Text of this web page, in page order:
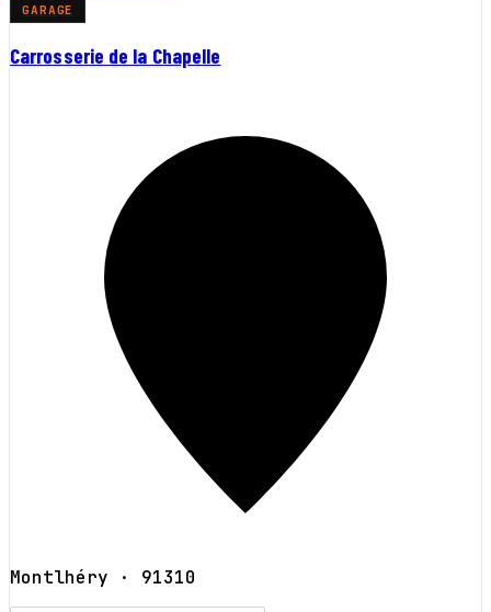
GARAGE
Carrosserie de la Chapelle
Montlhéry · 91310